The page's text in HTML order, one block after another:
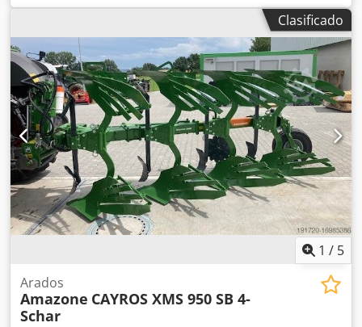
Clasificado
1 / 5
Arados
Amazone CAYROS XMS 950 SB 4-
Schar